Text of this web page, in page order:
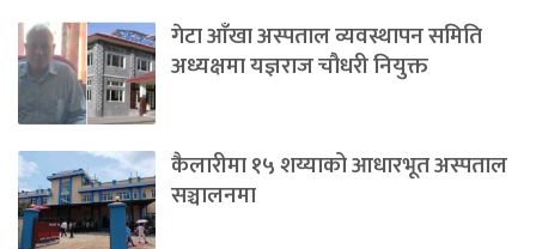
गेटा आँखा अस्पताल व्यवस्थापन समिति
अध्यक्षमा यज्ञराज चौधरी नियुक्त
कैलारीमा १५ शय्याको आधारभूत अस्पताल
सञ्चालनमा